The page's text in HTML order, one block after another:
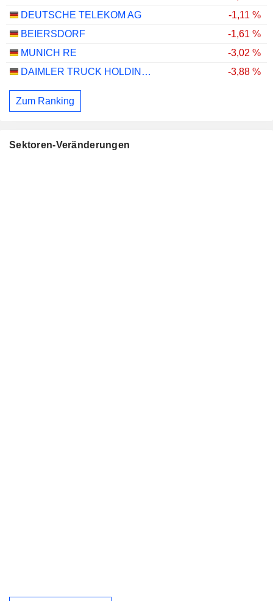
DEUTSCHE TELEKOM AG
-1,11 %
BEIERSDORF
-1,61 %
MUNICH RE
-3,02 %
DAIMLER TRUCK HOLDING AG
-3,88 %
Zum Ranking
Sektoren-Veränderungen